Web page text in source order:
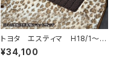
トヨタ エスティマ H18/1〜H
24/5（前期） 50系 フロアマ
ット一式 カーマット スペシャ
¥34,100